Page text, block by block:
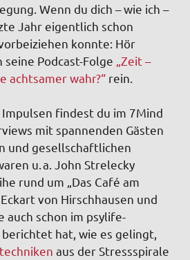
Wenn du dich – wie ich –
Jahr eigentlich schon
konnte: Hör
Podcast-Folge „Zeit –
achtsamer wahr?“ rein.
findest du im 7Mind
mit spannenden Gästen
und gesellschaftlichen
u. a. John Strelecky
rund um „Das Café am
von Hirschhausen und
auch schon im psylife-
hat, wie es gelingt,
aus der Stressspirale